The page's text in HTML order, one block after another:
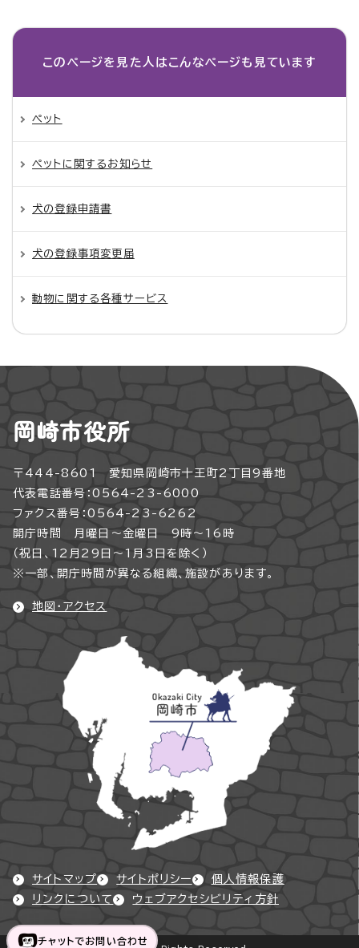
このページを見た人は こんなページも見ています
ペット
ペットに関するお知らせ
犬の登録申請書
犬の登録事項変更届
動物に関する各種サービス
岡崎市役所
〒444-8601 愛知県岡崎市十王町2丁目9番地
代表電話番号：0564-23-6000
ファクス番号：0564-23-6262
開庁時間 月曜日～金曜日 9時～16時
（祝日、12月29日～1月3日を除く）
※一部、開庁時間が異なる組織、施設があります。
地図・アクセス
サイトマップ サイトポリシー
個人情報保護
リンクについて
ウェブアクセシビリティ方針
チャットでお問い合わせ